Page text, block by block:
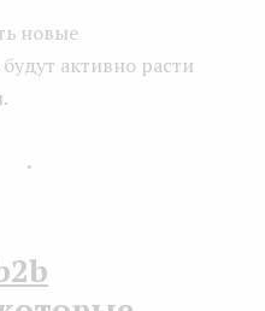
новые
активно расти